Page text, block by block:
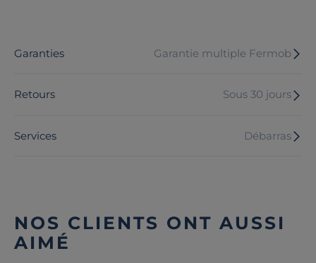
Garanties Garantie multiple Fermob
Retours Sous 30 jours
Services Débarras
NOS CLIENTS ONT AUSSI
AIMÉ